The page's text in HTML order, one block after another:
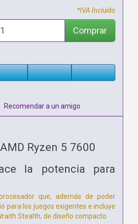
*IVA Incluido
Comprar
Recomendar a un amigo
Ryzen 5 7600
la potencia para
que, además de poder
para los juegos exigentes e incluye
Stealth, de diseño compacto